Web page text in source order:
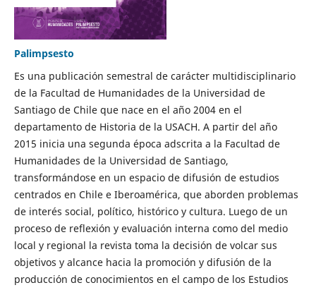
Palimpsesto
Es una publicación semestral de carácter multidisciplinario
de la Facultad de Humanidades de la Universidad de
Santiago de Chile que nace en el año 2004 en el
departamento de Historia de la USACH. A partir del año
2015 inicia una segunda época adscrita a la Facultad de
Humanidades de la Universidad de Santiago,
transformándose en un espacio de difusión de estudios
centrados en Chile e Iberoamérica, que aborden problemas
de interés social, político, histórico y cultura. Luego de un
proceso de reflexión y evaluación interna como del medio
local y regional la revista toma la decisión de volcar sus
objetivos y alcance hacia la promoción y difusión de la
producción de conocimientos en el campo de los Estudios